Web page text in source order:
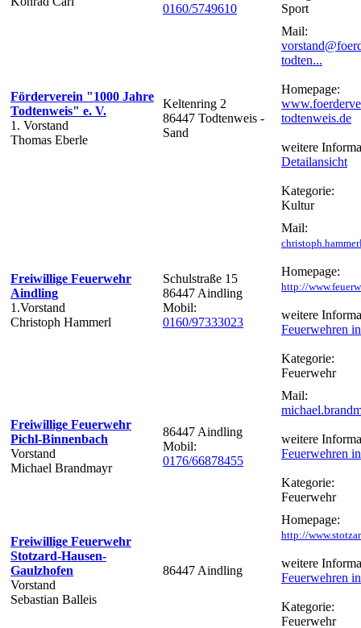
0160/5749610
Sport
Förderverein "1000 Jahre
Todtenweis" e. V.
1. Vorstand
Thomas Eberle
Keltenring 2
86447 Todtenweis -
Sand
Mail:
todten...
Homepage:
todtenweis.de
weitere
Detailansicht
Kategorie:
Kultur
Freiwillige Feuerwehr
Aindling
1.Vorstand
Christoph Hammerl
Schulstraße 15
86447 Aindling
Mobil:
0160/97333023
Mail:
Homepage:
http://
weitere
Feuerwehren
Kategorie:
Feuerwehr
Freiwillige Feuerwehr
Pichl-Binnenbach
Vorstand
Michael Brandmayr
86447 Aindling
Mobil:
0176/66878455
Mail:
weitere
Feuerwehren
Kategorie:
Feuerwehr
Freiwillige Feuerwehr
Stotzard-Hausen-
Gaulzhofen
Vorstand
Sebastian Balleis
86447 Aindling
Homepage:
http://
weitere
Feuerwehren
Kategorie:
Feuerwehr